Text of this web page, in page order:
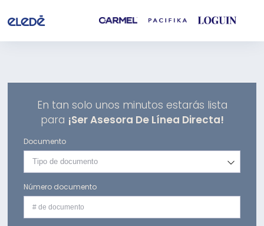
En tan solo unos minutos estarás lista
para ¡Ser Asesora De Línea Directa!
Documento
Tipo de documento
Número documento